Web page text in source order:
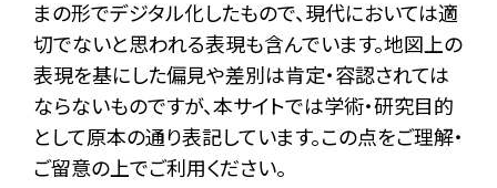
まの形でデジタル化したもので、現代においては適
切でないと思われる表現も含んでいます。地図上の
表現を基にした偏見や差別は肯定・容認されては
ならないものですが、本サイトでは学術・研究目的
として原本の通り表記しています。この点をご理解・
ご留意の上でご利用ください。